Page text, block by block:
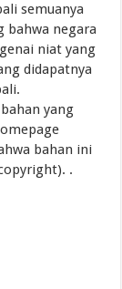
semuanya
bahwa negara
niat yang
didapatnya
yang
bahan ini
.